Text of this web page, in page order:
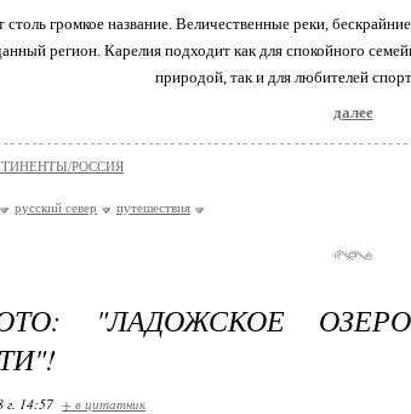
громкое название. Величественные реки,
регион. Карелия подходит как для спокойного
природой, так и для любителей
далее
РОССИЯ
русский север путешествия
"ЛАДОЖСКОЕ
г. 14:57 + в цитатник